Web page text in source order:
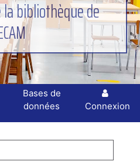
bibliothèque de
Bases de
données
Connexion